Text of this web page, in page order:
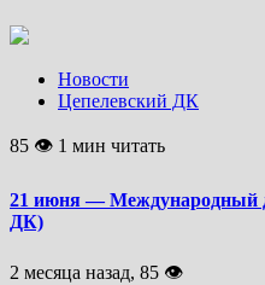
Новости
Цепелевский ДК
85 👁 1 мин читать
21 июня — Международный
ДК)
2 месяца назад, 85 👁